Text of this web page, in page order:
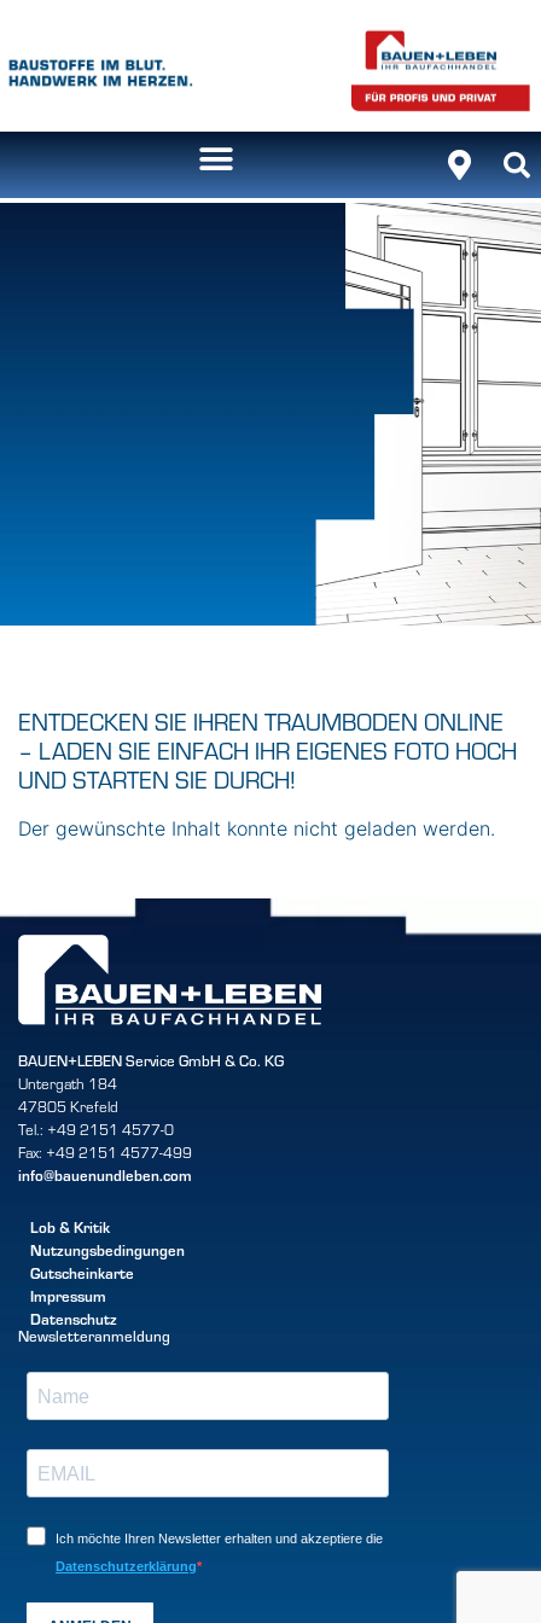
KONFIGURATOR FÜR
INNEN UND AUSSEN!
ZURÜCK ZUR STANDORTSEITE
ENTDECKEN SIE IHREN TRAUMBODEN ONLINE
– LADEN SIE EINFACH IHR EIGENES FOTO HOCH
UND STARTEN SIE DURCH!
Der gewünschte Inhalt konnte nicht geladen werden.
BAUEN+LEBEN Service GmbH & Co. KG
Untergath 184
47805 Krefeld
Tel.: +49 2151 4577-0
Fax: +49 2151 4577-499
info@bauenundleben.com
Lob & Kritik
Nutzungsbedingungen
Gutscheinkarte
Impressum
Datenschutz
Newsletteranmeldung
Ich möchte Ihren Newsletter erhalten und akzeptiere die
Datenschutzerklärung